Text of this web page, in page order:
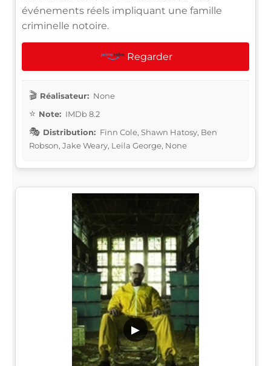
événements réels impliquant une famille
criminelle notoire.
Regarder
Réalisateur: None
Note: IMDb 8.2
Distribution: Finn Cole, Shawn Hatosy, Ben
Robson, Jake Weary, Leila George, None
▶